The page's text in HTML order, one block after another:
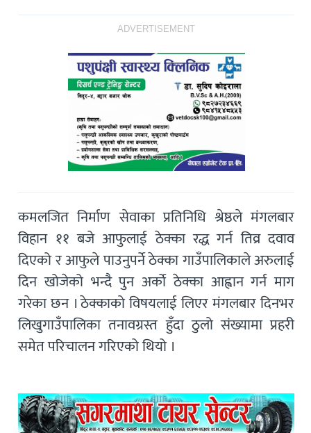
ADVERTISEMENT
कमलजित निर्माण सेवाका प्रतिनिधि श्रेष्ठले मंगलबार
विहान ११ बजे आफुलाई ठेक्का रद्ध गर्न तिव्र दवाव
दिएको र आफुले पाउनुपर्ने ठेक्का गाउँपालिकाले अरुलाई
दिन खोजेको भन्दै पुन अर्काे ठेक्का आह्वान गर्न माग
गरेका छन । ठेक्काको विषयलाई लिएर मंगलबार दिनभर
लिखुगाउँपालिका तनावग्रस्त हुँदा ठुलो संख्यामा प्रहरी
समेत परिचालन गरिएको थियो ।